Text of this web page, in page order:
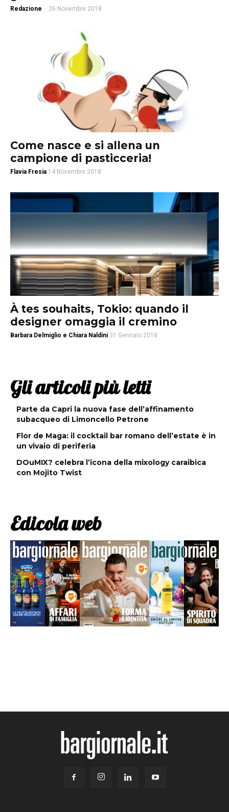
Redazione - 26 Novembre 2018
Come nasce e si allena un
campione di pasticceria!
Flavia Fresia 14 Novembre 2018
À tes souhaits, Tokio: quando il
designer omaggia il cremino
Barbara Delmiglio e Chiara Naldini 31 Gennaio 2018
Gli articoli più letti
Parte da Capri la nuova fase dell’affinamento
subacqueo di Limoncello Petrone
Flor de Maga: il cocktail bar romano dell’estate è in
un vivaio di periferia
DOuMIX? celebra l’icona della mixology caraibica
con Mojito Twist
Edicola web